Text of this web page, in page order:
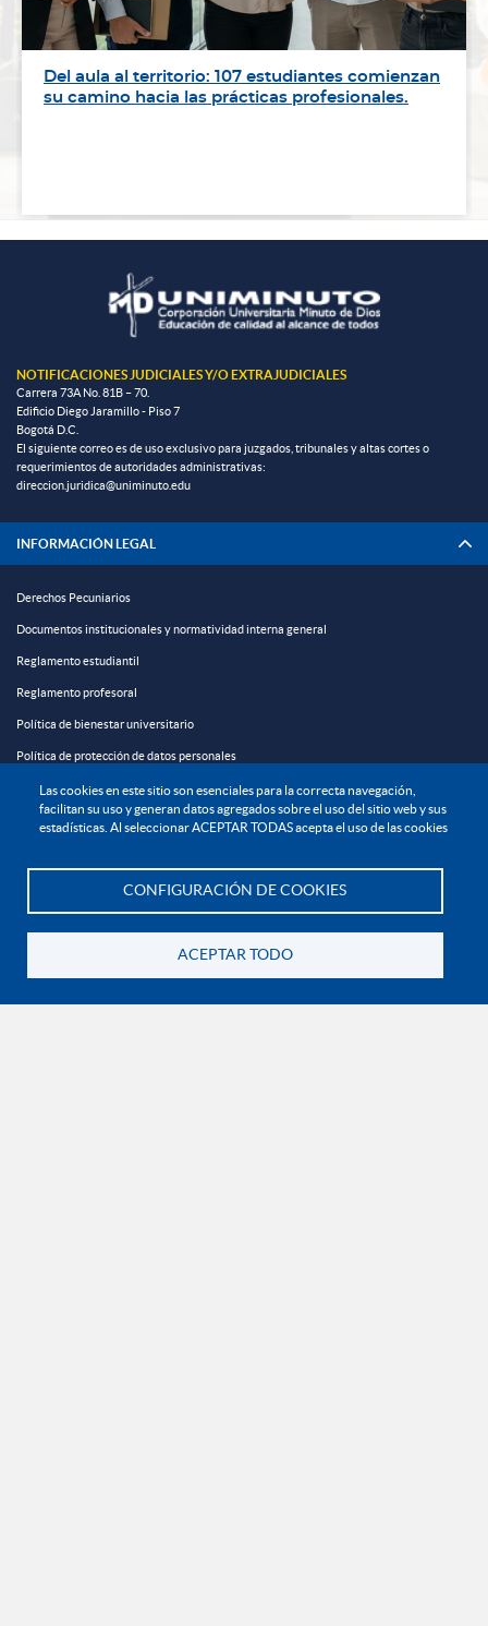
Las cookies en este sitio son esenciales para la correcta navegación,
facilitan su uso y generan datos agregados sobre el uso del sitio web y sus
estadísticas. Al seleccionar ACEPTAR TODAS acepta el uso de las cookies
CONFIGURACIÓN DE COOKIES
ACEPTAR TODO
Del aula al territorio: 107 estudiantes comienzan
su camino hacia las prácticas profesionales.
NOTIFICACIONES JUDICIALES Y/O EXTRAJUDICIALES
Carrera 73A No. 81B – 70.
Edificio Diego Jaramillo - Piso 7
Bogotá D.C.
El siguiente correo es de uso exclusivo para juzgados, tribunales y altas cortes o
requerimientos de autoridades administrativas:
direccion.juridica@uniminuto.edu
INFORMACIÓN LEGAL
Derechos Pecuniarios
Documentos institucionales y normatividad interna general
Reglamento estudiantil
Reglamento profesoral
Política de bienestar universitario
Política de protección de datos personales
EXPLORA
¡CONÉCTATE CON LA INSTITUCIÓN!
Contáctanos
En Bogotá:+57 6015933004